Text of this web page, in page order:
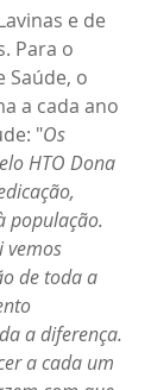
e de
Para o
Saúde, o
a cada ano
"Os
HTO Dona
população.
vemos
de toda a
a diferença.
a cada um